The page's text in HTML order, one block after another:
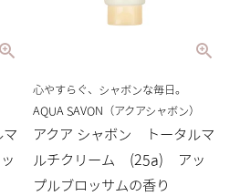
心やすらぐ、シャボンな毎日。
AQUA SAVON（アクアシャボン）
アクア シャボン トータルマ
ルチクリーム (25a) アッ
プルブロッサムの香り